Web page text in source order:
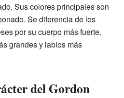
Sus colores principales son
Se diferencia de los
por su cuerpo más fuerte.
grandes y labios más
del Gordon